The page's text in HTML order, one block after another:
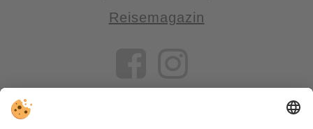
Reisemagazin